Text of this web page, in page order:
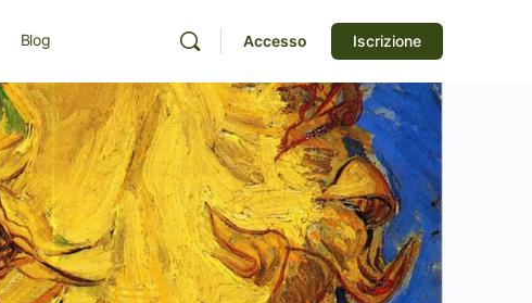
Blog Accesso Iscrizione